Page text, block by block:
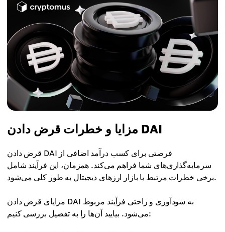
مزایا و خطرات قرض دادن DAI
قرض دادن DAI فرصتی برای کسب درآمد اضافی از
سرمایه‌گذاری‌های شما فراهم می‌کند. همزمان، این فرآیند شامل
برخی خطرات مرتبط با بازار ارزهای دیجیتال به طور کلی می‌شود.
مزایای قرض دادن DAI به سودآوری و راحتی فرآیند مربوط
می‌شود. بیایید آن‌ها را به تفصیل بررسی کنیم: